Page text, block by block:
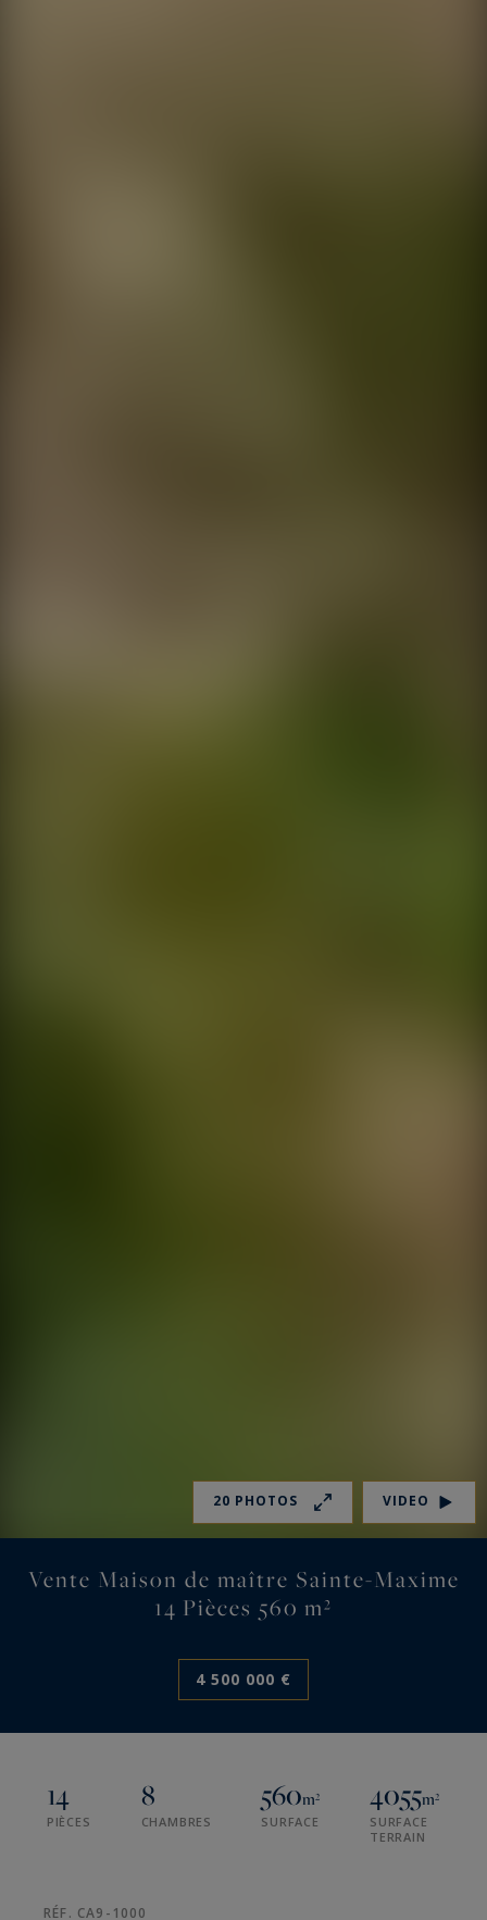
20 PHOTOS VIDEO
Vente Maison de maître Sainte-Maxime
14 Pièces 560 m²
4 500 000 €
14
PIÈCES
8
CHAMBRES
560m²
SURFACE
4055m²
SURFACE
TERRAIN
RÉF. CA9-1000